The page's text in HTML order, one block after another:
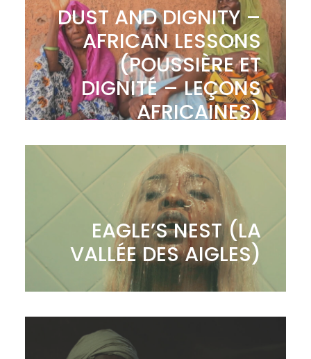
DUST AND DIGNITY –
AFRICAN LESSONS
(POUSSIÈRE ET
DIGNITÉ – LEÇONS
AFRICAINES)
EAGLE’S NEST (LA
VALLÉE DES AIGLES)